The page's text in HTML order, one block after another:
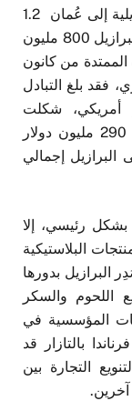
أمريكي، حيث شكلت منها الصادرات البرازيلية إلى عُمان 1.2
مليار، بينما شكلت الصادرات العمانية إلى البرازيل 800 مليون
الممتدة من كانون
فقد بلغ التبادل
مليون دولار أمريكي، شكلت
المبعيات البرازيلية إلى عمان منه إجمالي 290 مليون دولار
البرازيل إجمالي
بشكل رئيسي، إلا
البلاستيكية
البرازيل بدورها
اللحوم والسكر
المؤسسية في
بالتازار قد
التجارة بين